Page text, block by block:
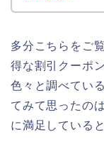
多分こちらをご
得な割引クーポ
色々と調べてい
てみて思ったの
に満足している